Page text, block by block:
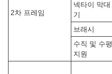
2차 프레임
넥타이 막대
기
브래시
수직 및 수평
지원